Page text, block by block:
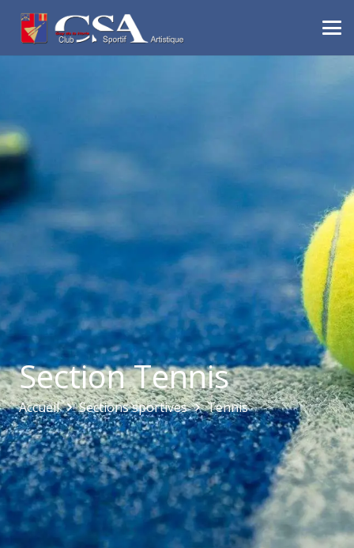
Section Tennis
Accueil Sections sportives Tennis